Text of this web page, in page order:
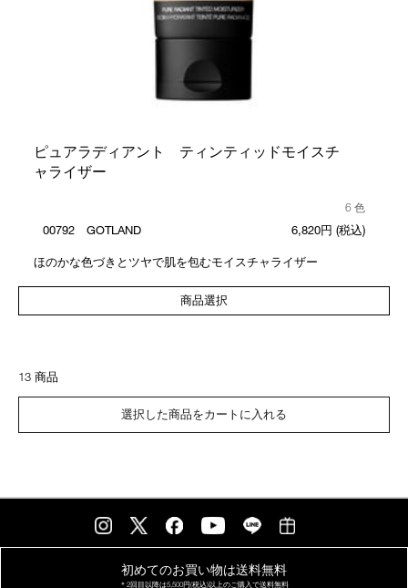
ピュアラディアント ティンティッドモイスチ
ャライザー
6 色
00792 GOTLAND
6,820円 (税込)
ほのかな色づきとツヤで肌を包むモイスチャライザー
商品選択
13 商品
選択した商品をカートに入れる
初めてのお買い物は送料無料
＊2回目以降は5,500円(税込)以上の ご購入で送料無料